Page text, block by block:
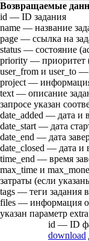
Возвращаемые
id — ID задания
name — название
page — ссылка на
status — состояние (
priority — приоритет
user_from и user_to —
project —
text — описание
запросе указан
date_added — дата и
date_start — дата
date_end — дата
date_closed — дата и
time_end — время
max_time и
затраты (если
tags — теги задания
files — информация о
указан параметр
id — ID
download